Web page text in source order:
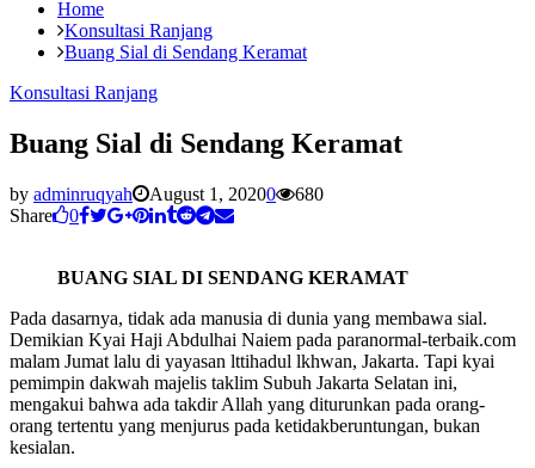
Home
Konsultasi Ranjang
Buang Sial di Sendang Keramat
Konsultasi Ranjang
Buang Sial di Sendang Keramat
by adminruqyah August 1, 20200
680
Share
0
BUANG SIAL DI SENDANG KERAMAT
Pada dasarnya, tidak ada manusia di dunia yang membawa sial.
Demikian Kyai Haji Abdulhai Naiem pada paranormal-terbaik.com
malam Jumat lalu di yayasan lttihadul lkhwan, Jakarta. Tapi kyai
pemimpin dakwah majelis taklim Subuh Jakarta Selatan ini,
mengakui bahwa ada takdir Allah yang diturunkan pada orang-
orang tertentu yang menjurus pada ketidakberuntungan, bukan
kesialan.